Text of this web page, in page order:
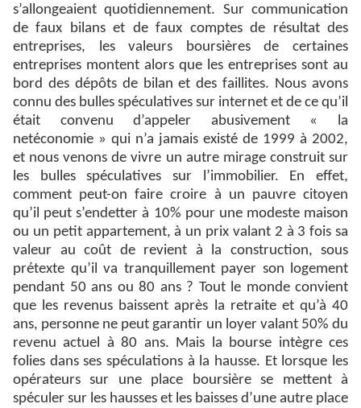
s’allongeaient quotidiennement. Sur communication
de faux bilans et de faux comptes de résultat des
entreprises, les valeurs boursières de certaines
entreprises montent alors que les entreprises sont au
bord des dépôts de bilan et des faillites. Nous avons
connu des bulles spéculatives sur internet et de ce qu’il
était convenu d’appeler abusivement « la
netéconomie » qui n’a jamais existé de 1999 à 2002,
et nous venons de vivre un autre mirage construit sur
les bulles spéculatives sur l’immobilier. En effet,
comment peut-on faire croire à un pauvre citoyen
qu’il peut s’endetter à 10% pour une modeste maison
ou un petit appartement, à un prix valant 2 à 3 fois sa
valeur au coût de revient à la construction, sous
prétexte qu’il va tranquillement payer son logement
pendant 50 ans ou 80 ans ? Tout le monde convient
que les revenus baissent après la retraite et qu’à 40
ans, personne ne peut garantir un loyer valant 50% du
revenu actuel à 80 ans. Mais la bourse intègre ces
folies dans ses spéculations à la hausse. Et lorsque les
opérateurs sur une place boursière se mettent à
spéculer sur les hausses et les baisses d’une autre place